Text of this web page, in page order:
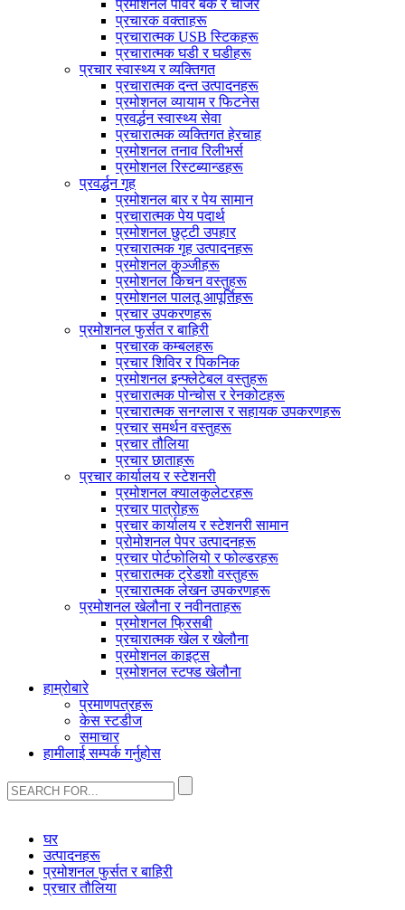
प्रमोशनल पावर बैंक र चार्जर
प्रचारक वक्ताहरू
प्रचारात्मक USB स्टिकहरू
प्रचारात्मक घडी र घडीहरू
प्रचार स्वास्थ्य र व्यक्तिगत
प्रचारात्मक दन्त उत्पादनहरू
प्रमोशनल व्यायाम र फिटनेस
प्रवर्द्धन स्वास्थ्य सेवा
प्रचारात्मक व्यक्तिगत हेरचाह
प्रमोशनल तनाव रिलीभर्स
प्रमोशनल रिस्टब्यान्डहरू
प्रवर्द्धन गृह
प्रमोशनल बार र पेय सामान
प्रचारात्मक पेय पदार्थ
प्रमोशनल छुट्टी उपहार
प्रचारात्मक गृह उत्पादनहरू
प्रमोशनल कुञ्जीहरू
प्रमोशनल किचन वस्तुहरू
प्रमोशनल पालतू आपूर्तिहरू
प्रचार उपकरणहरू
प्रमोशनल फुर्सत र बाहिरी
प्रचारक कम्बलहरू
प्रचार शिविर र पिकनिक
प्रमोशनल इन्फ्लेटेबल वस्तुहरू
प्रचारात्मक पोन्चोस र रेनकोटहरू
प्रचारात्मक सनग्लास र सहायक उपकरणहरू
प्रचार समर्थन वस्तुहरू
प्रचार तौलिया
प्रचार छाताहरू
प्रचार कार्यालय र स्टेशनरी
प्रमोशनल क्यालकुलेटरहरू
प्रचार पात्रोहरू
प्रचार कार्यालय र स्टेशनरी सामान
प्रोमोशनल पेपर उत्पादनहरू
प्रचार पोर्टफोलियो र फोल्डरहरू
प्रचारात्मक ट्रेडशो वस्तुहरू
प्रचारात्मक लेखन उपकरणहरू
प्रमोशनल खेलौना र नवीनताहरू
प्रमोशनल फ्रिसबी
प्रचारात्मक खेल र खेलौना
प्रमोशनल काइट्स
प्रमोशनल स्टफ्ड खेलौना
हाम्रोबारे
प्रमाणपत्रहरू
केस स्टडीज
समाचार
हामीलाई सम्पर्क गर्नुहोस
घर
उत्पादनहरू
प्रमोशनल फुर्सत र बाहिरी
प्रचार तौलिया